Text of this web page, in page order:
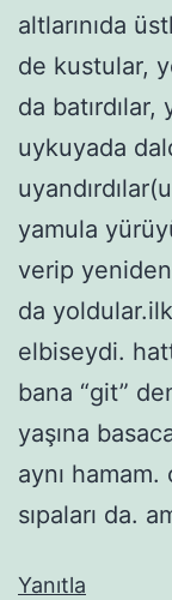
altlarınıda
de kustular,
da
uykuyada
yamula
verip yeniden
da
elbiseydi.
bana “git”
yaşına
aynı
sıpaları da.
Yanıtla